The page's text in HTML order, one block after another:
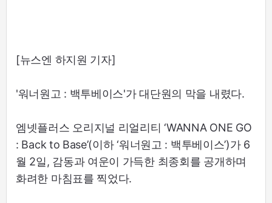
[뉴스엔 하지원 기자]
'워너원고 : 백투베이스'가 대단원의 막을 내렸다.
엠넷플러스 오리지널 리얼리티 ‘WANNA ONE GO
: Back to Base’(이하 ‘워너원고 : 백투베이스’)가 6
월 2일, 감동과 여운이 가득한 최종회를 공개하며
화려한 마침표를 찍었다.